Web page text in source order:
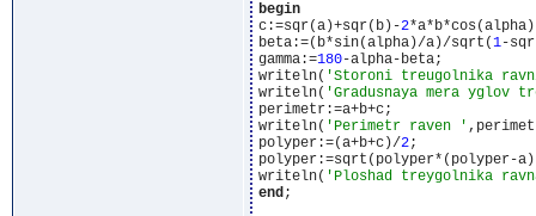
begin
c:=sqr(a)+sqr(b)-2
beta:=(b*sin(alpha)/a)/sqrt(1-
gamma:=180-alpha-beta;
writeln( 'Storoni treugolnika
writeln( 'Gradusnaya mera yglov
perimetr:=a+b+c;
writeln( 'Perimetr raven '
polyper:=(a+b+c)/2;
polyper:=sqrt(polyper*(polyper-
writeln( 'Ploshad treygolnika
end;